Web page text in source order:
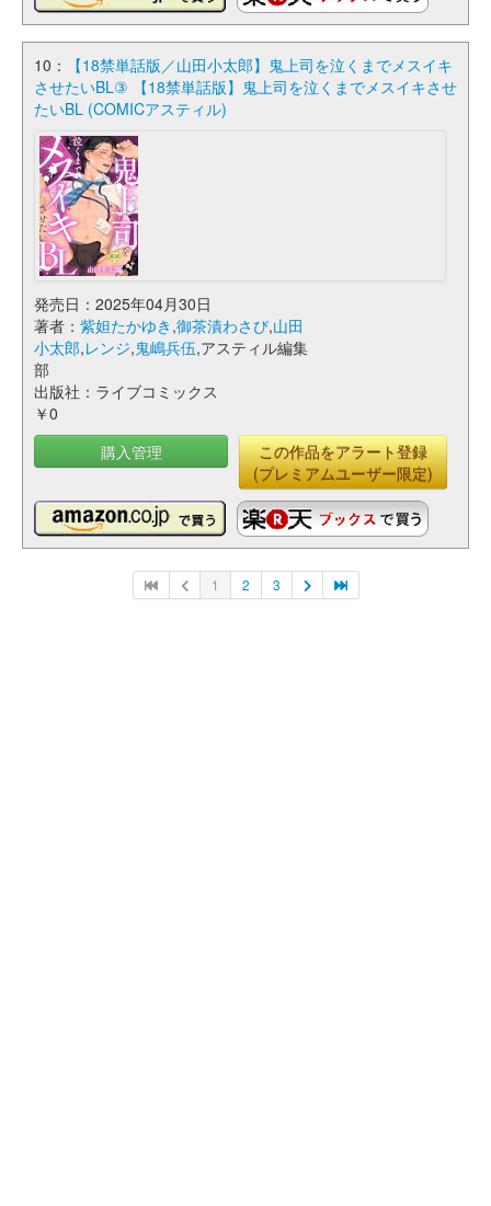
10：
【18禁単話版／山田小太郎】鬼上司を泣くまでメスイキ
させたいBL③ 【18禁単話版】鬼上司を泣くまでメスイキさせ
たいBL (COMICアスティル)
発売日：2025年04月30日
著者： 紫妲たかゆき ,御茶漬わさび,山田
小太郎,レンジ,鬼嶋兵伍,アスティル編集
部
出版社：ライブコミックス
￥0
購入管理
この作品をアラート登録
(プレミアムユーザー限定)
1 2 3